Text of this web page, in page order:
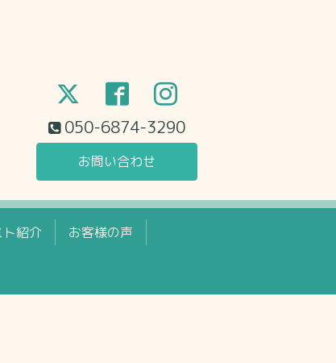
050-6874-3290
お問い合わせ
紹介 お客様の声